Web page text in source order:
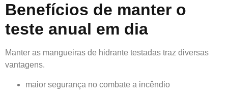
Benefícios de manter o
teste anual em dia
Manter as mangueiras de hidrante testadas traz diversas
vantagens.
maior segurança no combate a incêndio